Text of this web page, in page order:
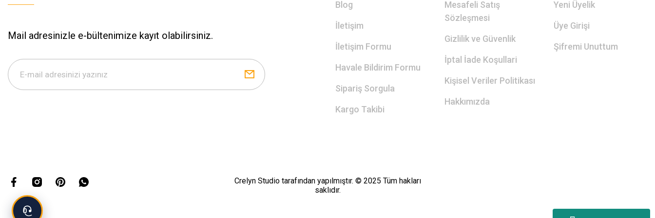
Mail adresinizle e-bültenimize kayıt olabilirsiniz.
Blog
İletişim
İletişim Formu
Havale Bildirim Formu
Sipariş Sorgula
Kargo Takibi
Mesafeli Satış
Sözleşmesi
Gizlilik ve Güvenlik
İptal İade Koşullari
Kişisel Veriler Politikası
Hakkımızda
Yeni Üyelik
Üye Girişi
Şifremi Unuttum
Crelyn Studio tarafından yapılmıştır. © 2025 Tüm hakları
saklıdır.